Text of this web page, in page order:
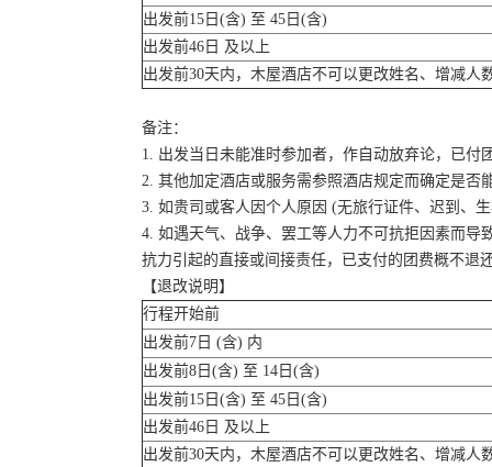
出发前15日(含) 至 45日(含)
出发前46日 及以上
出发前30天内，木屋酒店不可以更改姓名、增减人
备注：
1. 出发当日未能准时参加者，作自动放弃论，已付
2. 其他加定酒店或服务需参照酒店规定而确定是否
3. 如贵司或客人因个人原因 (无旅行证件、迟到、
4. 如遇天气、战争、罢工等人力不可抗拒因素而
抗力引起的直接或间接责任，已支付的团费概不退
【退改说明】
行程开始前
出发前7日 (含) 内
出发前8日(含) 至 14日(含)
出发前15日(含) 至 45日(含)
出发前46日 及以上
出发前30天内，木屋酒店不可以更改姓名、增减人